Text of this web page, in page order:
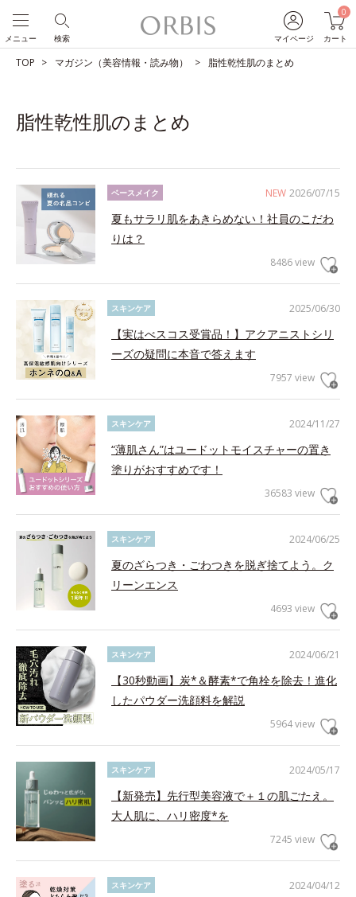
マイページ
0
カート
検索
メニュー
TOP マガジン（美容情報・読み物） 脂性乾性肌のまとめ
脂性乾性肌のまとめ
NEW 2026/07/15
ベースメイク
夏もサラリ肌をあきらめない！社員のこだわ
りは？
8486 view
2025/06/30
スキンケア
【実はべスコス受賞品！】アクアニストシリ
ーズの疑問に本音で答えます
7957 view
2024/11/27
スキンケア
“薄肌さん”はユードットモイスチャーの置き
塗りがおすすめです！
36583 view
2024/06/25
スキンケア
夏のざらつき・ごわつきを脱ぎ捨てよう。ク
リーンエンス
4693 view
2024/06/21
スキンケア
【30秒動画】炭*＆酵素*で角栓を除去！進化
したパウダー洗顔料を解説
5964 view
2024/05/17
スキンケア
【新発売】先行型美容液で＋１の肌ごたえ。
大人肌に、ハリ密度*を
7245 view
2024/04/12
スキンケア